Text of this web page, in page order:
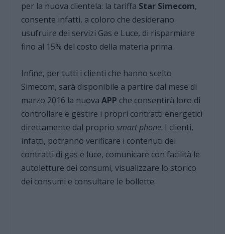
per la nuova clientela: la tariffa Star Simecom,
consente infatti, a coloro che desiderano
usufruire dei servizi Gas e Luce, di risparmiare
fino al 15% del costo della materia prima.
Infine, per tutti i clienti che hanno scelto
Simecom, sarà disponibile a partire dal mese di
marzo 2016 la nuovaAPP che consentirà loro di
controllare e gestire i propri contratti energetici
direttamente dal propriosmart phone. I clienti,
infatti, potranno verificare i contenuti dei
contratti di gas e luce, comunicare con facilità le
autoletture dei consumi, visualizzare lo storico
dei consumi e consultare le bollette.